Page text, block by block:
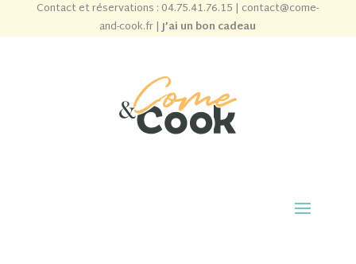
Contact et réservations : 04.75.41.76.15 | contact@come-
and-cook.fr|J’ai un bon cadeau